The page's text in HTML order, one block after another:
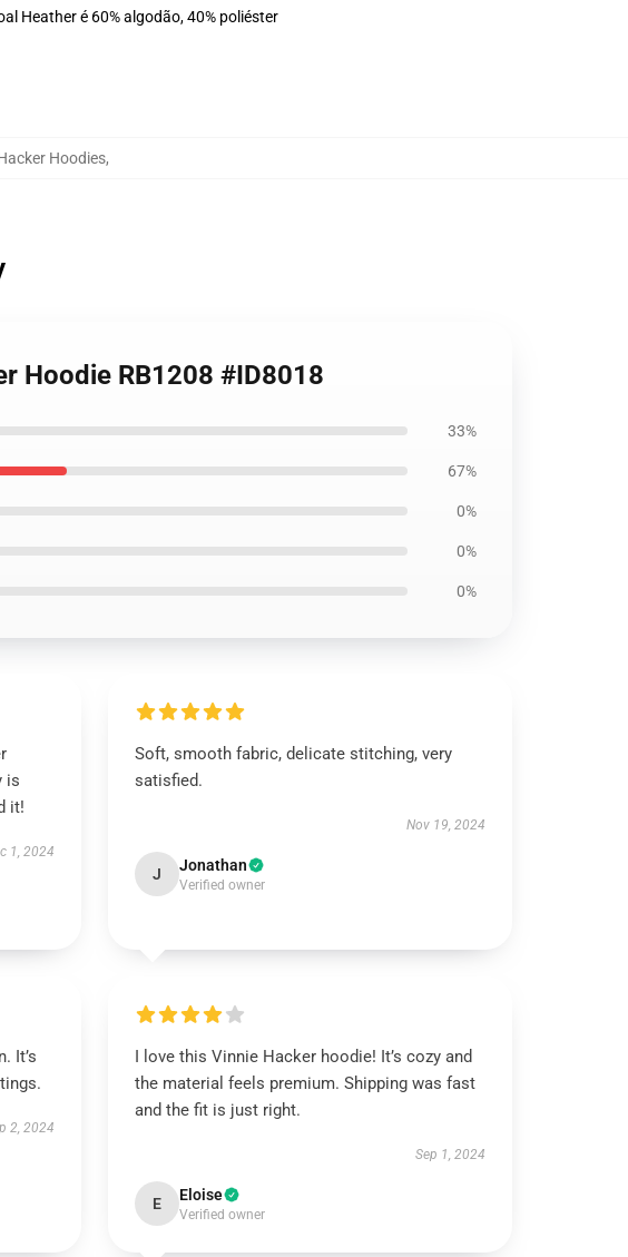
Heather é 60% algodão, 40% poliéster
Hoodies,
Hoodie RB1208 #ID8018
33%
67%
0%
0%
0%
is
it!
1, 2024
Soft, smooth fabric, delicate stitching, very
satisfied.
Nov 19, 2024
J Jonathan
Verified owner
It’s
2, 2024
I love this Vinnie Hacker hoodie! It’s cozy and
the material feels premium. Shipping was fast
and the fit is just right.
Sep 1, 2024
E Eloise
Verified owner